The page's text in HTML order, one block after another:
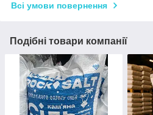
Всі умови повернення
Подібні товари компанії